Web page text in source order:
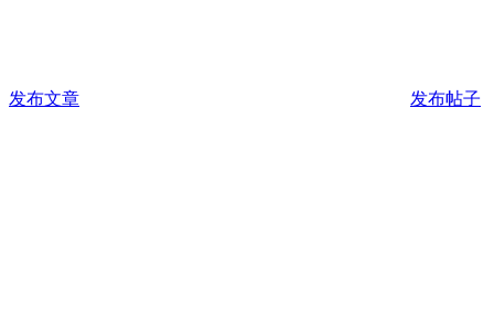
发布文章 发布帖子